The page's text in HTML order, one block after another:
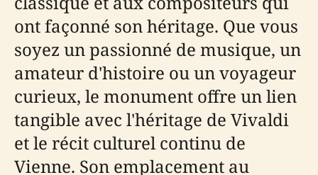
ont façonné son héritage. Que vous
soyez un passionné de musique, un
amateur d'histoire ou un voyageur
curieux, le monument offre un lien
tangible avec l'héritage de Vivaldi
et le récit culturel continu de
Vienne. Son emplacement au